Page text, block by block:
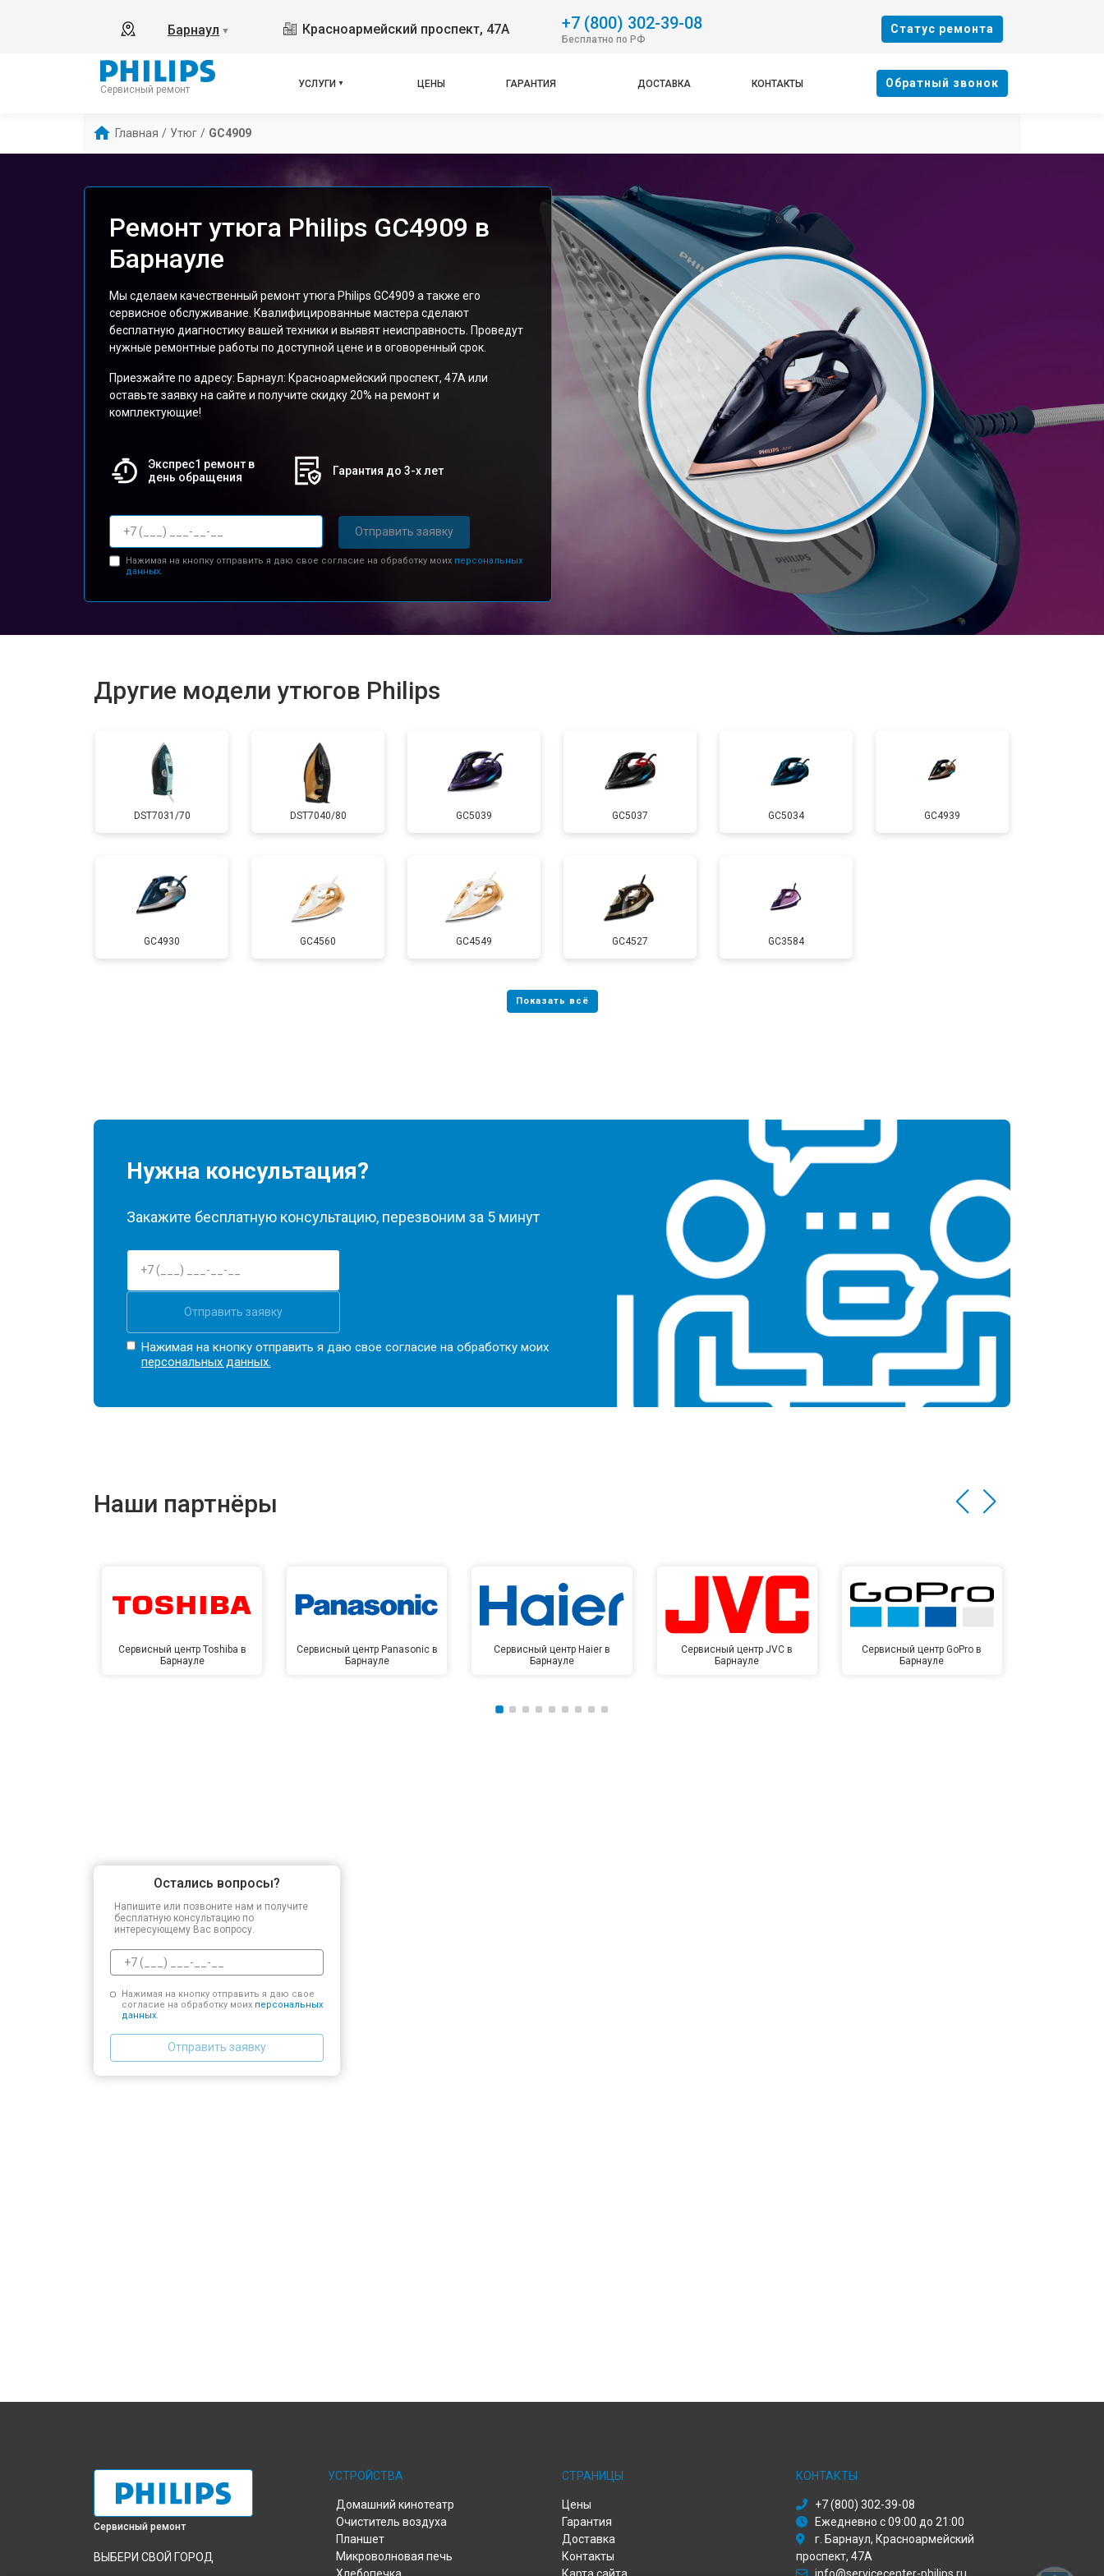
Барнаул ▼ Красноармейский проспект, 47А +7 (800) 302-39-08
Бесплатно по РФ
Cтатус ремонта
Сервисный ремонт
УСЛУГИ ЦЕНЫ ГАРАНТИЯ ДОСТАВКА КОНТАКТЫ Oбратный звонок
Главная / Утюг / GC4909
Ремонт утюга Philips GC4909 в
Барнауле
Мы сделаем качественный ремонт утюга Philips GC4909 а также его
сервисное обслуживание. Квалифицированные мастера сделают
бесплатную диагностику вашей техники и выявят неисправность. Проведут
нужные ремонтные работы по доступной цене и в оговоренный срок.
Приезжайте по адресу: Барнаул: Красноармейский проспект, 47А или
оставьте заявку на сайте и получите скидку 20% на ремонт и
комплектующие!
Экспрес1 ремонт в
день обращения
Гарантия до 3-х лет
Отправить заявку
Нажимая на кнопку отправить я даю свое согласие на обработку моих персональных
данных.
Другие модели утюгов Philips
DST7031/70 DST7040/80 GC5039 GC5037 GC5034 GC4939
GC4930 GC4560 GC4549 GC4527 GC3584
Нужна консультация?
Закажите бесплатную консультацию, перезвоним за 5 минут
Отправить заявку
Нажимая на кнопку отправить я даю свое согласие на обработку моих
персональных данных.
Наши партнёры
Сервисный центр Toshiba в
Барнауле
Сервисный центр Panasonic в
Барнауле
Сервисный центр Haier в
Барнауле
Сервисный центр JVC в
Барнауле
Сервисный центр GoPro в
Барнауле
Остались вопросы?
Напишите или позвоните нам и получите
бесплатную консультацию по
интересующему Вас вопросу.
Нажимая на кнопку отправить я даю свое
согласие на обработку моих персональных
данных.
Отправить заявку
Сервисный ремонт
ВЫБЕРИ СВОЙ ГОРОД
УСТРОЙСТВА
Домашний кинотеатр
Очиститель воздуха
Планшет
Микроволновая печь
СТРАНИЦЫ
Цены
Гарантия
Доставка
Контакты
КОНТАКТЫ
+7 (800) 302-39-08
Ежедневно с 09:00 до 21:00
г. Барнаул, Красноармейский
проспект, 47А